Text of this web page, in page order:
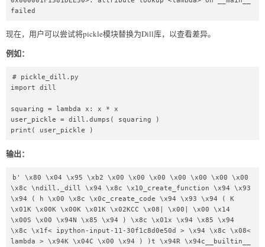
failed
现在，用户可以尝试将pickle模块替换为Dill库，以查看差异。
例如：
# pickle_dill.py
import dill
squaring = lambda x: x * x
user_pickle = dill.dumps( squaring )
print( user_pickle )
输出：
b' \x80 \x04 \x95 \xb2 \x00 \x00 \x00 \x00 \x00 \x00 \x00
\x8c \ndill._dill \x94 \x8c \x10_create_function \x94 \x93
\x94 ( h \x00 \x8c \x0c_create_code \x94 \x93 \x94 ( K
\x01K \x00K \x00K \x01K \x02KCC \x08| \x00| \x00 \x14
\x00S \x00 \x94N \x85 \x94 ) \x8c \x01x \x94 \x85 \x94
\x8c \x1f< ipython-input-11-30f1c8d0e50d > \x94 \x8c \x08<
lambda > \x94K \x04C \x00 \x94 ) )t \x94R \x94c__builtin__